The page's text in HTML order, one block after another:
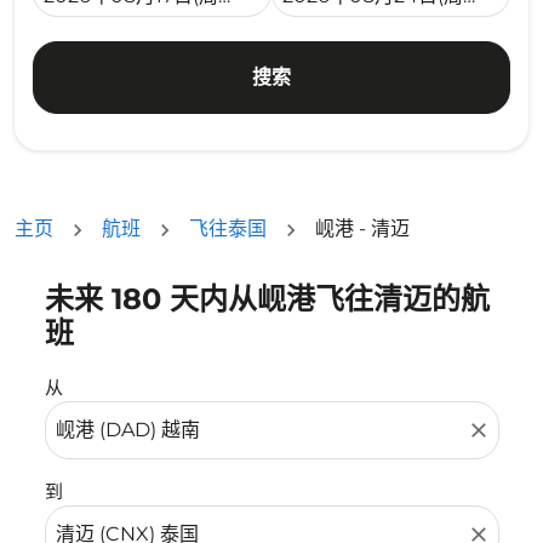
搜索
主页 航班 飞往泰国 岘港 - 清迈
未来 180 天内从岘港飞往清迈的航
班
从
close
到
close
没有符合您的筛选条件的机票。请调整您的筛选条件。